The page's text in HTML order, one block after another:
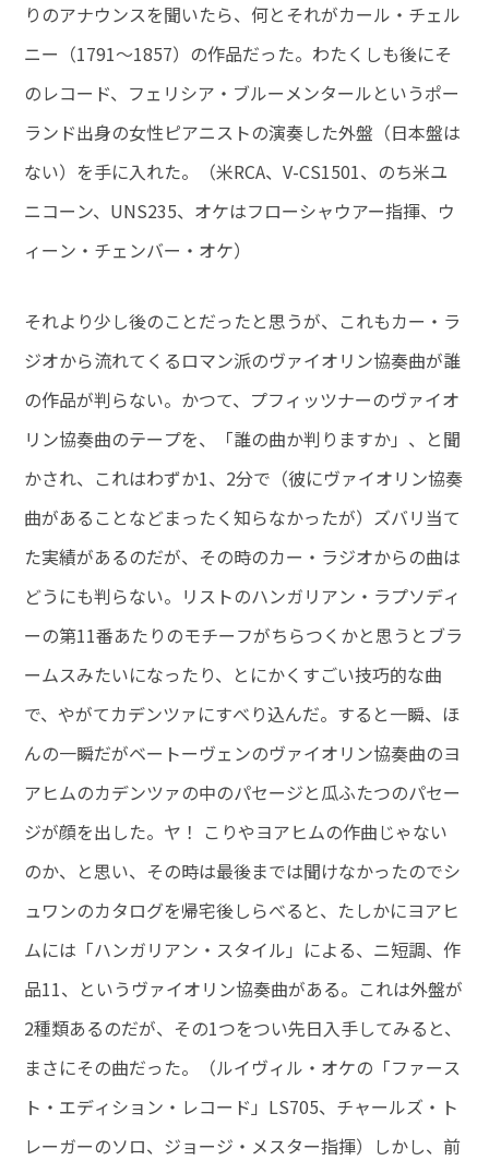
りのアナウンスを聞いたら、何とそれがカール・チェル
ニー（1791～1857）の作品だった。わたくしも後にそ
のレコード、フェリシア・ブルーメンタールというポー
ランド出身の女性ピアニストの演奏した外盤（日本盤は
ない）を手に入れた。（米RCA、V-CS1501、のち米ユ
ニコーン、UNS235、オケはフローシャウアー指揮、ウ
ィーン・チェンバー・オケ）
それより少し後のことだったと思うが、これもカー・ラ
ジオから流れてくるロマン派のヴァイオリン協奏曲が誰
の作品が判らない。かつて、プフィッツナーのヴァイオ
リン協奏曲のテープを、「誰の曲か判りますか」、と聞
かされ、これはわずか1、2分で（彼にヴァイオリン協奏
曲があることなどまったく知らなかったが）ズバリ当て
た実績があるのだが、その時のカー・ラジオからの曲は
どうにも判らない。リストのハンガリアン・ラプソディ
ーの第11番あたりのモチーフがちらつくかと思うとブラ
ームスみたいになったり、とにかくすごい技巧的な曲
で、やがてカデンツァにすべり込んだ。すると一瞬、ほ
んの一瞬だがベートーヴェンのヴァイオリン協奏曲のヨ
アヒムのカデンツァの中のパセージと瓜ふたつのパセー
ジが顔を出した。ヤ！ こりやヨアヒムの作曲じゃない
のか、と思い、その時は最後までは聞けなかったのでシ
ュワンのカタログを帰宅後しらべると、たしかにヨアヒ
ムには「ハンガリアン・スタイル」による、ニ短調、作
品11、というヴァイオリン協奏曲がある。これは外盤が
2種類あるのだが、その1つをつい先日入手してみると、
まさにその曲だった。（ルイヴィル・オケの「ファース
ト・エディション・レコード」LS705、チャールズ・ト
レーガーのソロ、ジョージ・メスター指揮）しかし、前